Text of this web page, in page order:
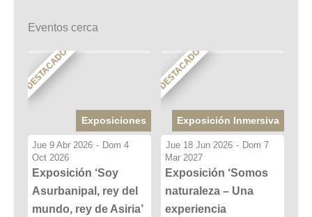
Eventos cerca
DESTACADO
Exposiciones
Jue 9 Abr 2026 - Dom 4
Oct 2026
Exposición ‘Soy
Asurbanipal, rey del
mundo, rey de Asiria’
DESTACADO
Exposición Inmersiva
Jue 18 Jun 2026 - Dom 7
Mar 2027
Exposición ‘Somos
naturaleza – Una
experiencia